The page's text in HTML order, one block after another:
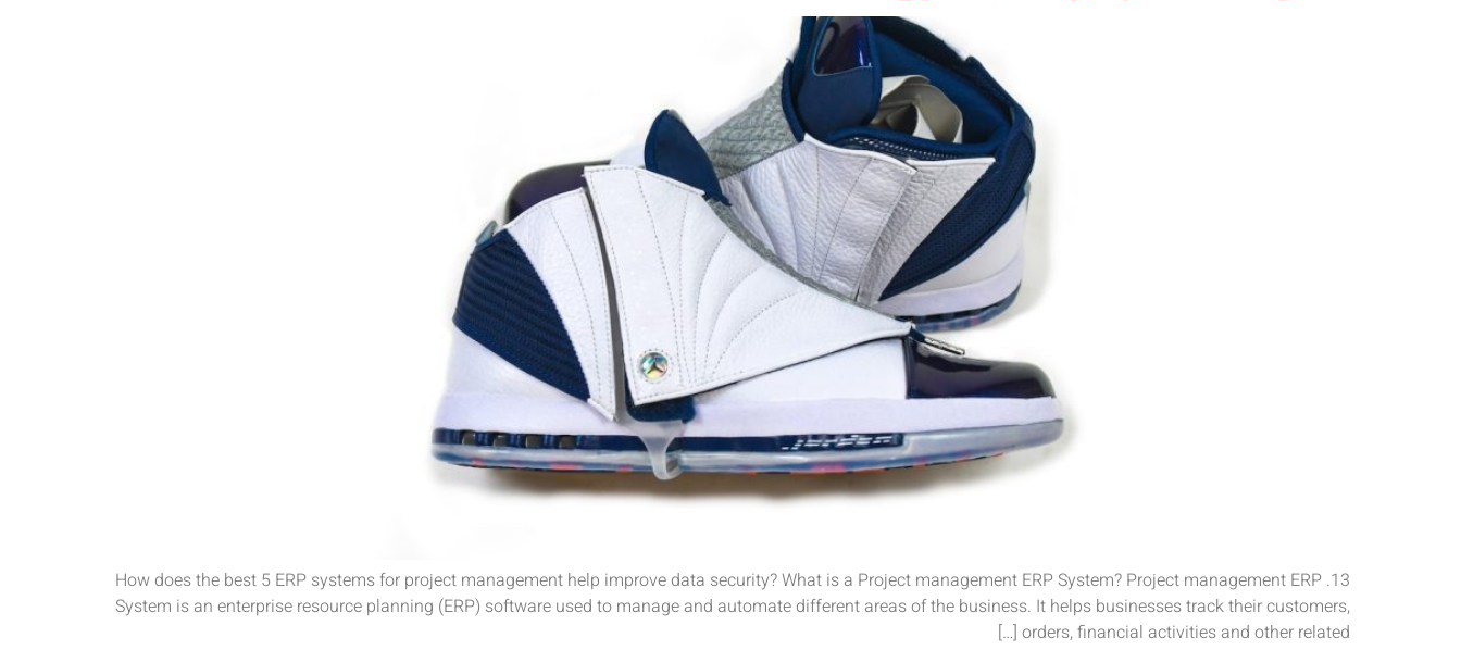
13. How does the best 5 ERP systems for project management help improve data security? What is a Project management ERP System? Project management ERP
System is an enterprise resource planning (ERP) software used to manage and automate different areas of the business. It helps businesses track their customers,
orders, financial activities and other related […]